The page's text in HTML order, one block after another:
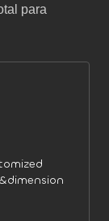
para